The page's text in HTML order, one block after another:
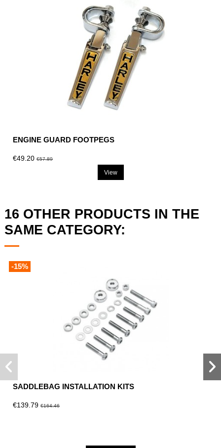
ENGINE GUARD FOOTPEGS
€49.20€57.89
View
16 OTHER PRODUCTS IN THE
SAME CATEGORY:
-15%
SADDLEBAG INSTALLATION KITS
€139.79€164.46